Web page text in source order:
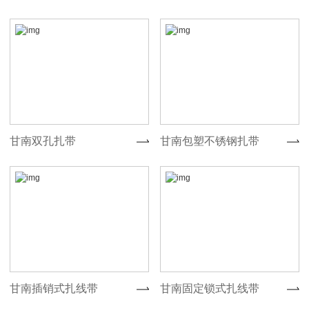
甘南双孔扎带 甘南包塑不锈钢扎带
甘南插销式扎线带 甘南固定锁式扎线带